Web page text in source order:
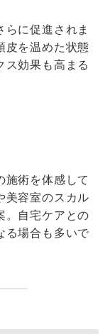
に促進されま
皮を温めた状態
ス効果も高まる
施術を体感して
美容室のスカル
。自宅ケアとの
る場合も多いで